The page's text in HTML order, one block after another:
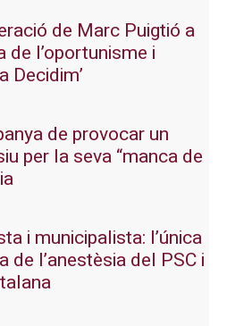
de Marc Puigtió a
de l’oportunisme i
Decidim’
de provocar un
per la seva “manca de
i municipalista: l’única
de l’anestèsia del PSC i